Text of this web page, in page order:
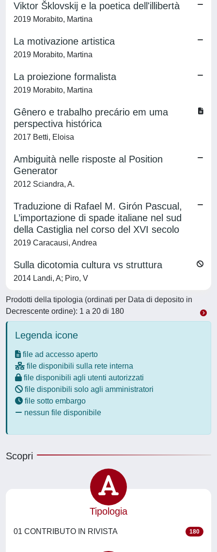
Viktor Šklovskij e la poetica dell'illibertà
2019 Morabito, Martina
La motivazione artistica
2019 Morabito, Martina
La proiezione formalista
2019 Morabito, Martina
Gênero e trabalho precário em uma
perspectiva histórica
2017 Betti, Eloisa
Ambiguità nelle risposte al Position
Generator
2012 Sciandra, A.
Traduzione di Rafael M. Girón Pascual,
L’importazione di spade italiane nel sud
della Castiglia nel corso del XVI secolo
2019 Caracausi, Andrea
Sulla dicotomia cultura vs struttura
2014 Landi, A; Piro, V
Prodotti della tipologia (ordinati per Data di deposito in
Decrescente ordine): 1 a 20 di 180
Legenda icone
file ad accesso aperto
file disponibili sulla rete interna
file disponibili agli utenti autorizzati
file disponibili solo agli amministratori
file sotto embargo
nessun file disponibile
Scopri
Tipologia
01 CONTRIBUTO IN RIVISTA 180